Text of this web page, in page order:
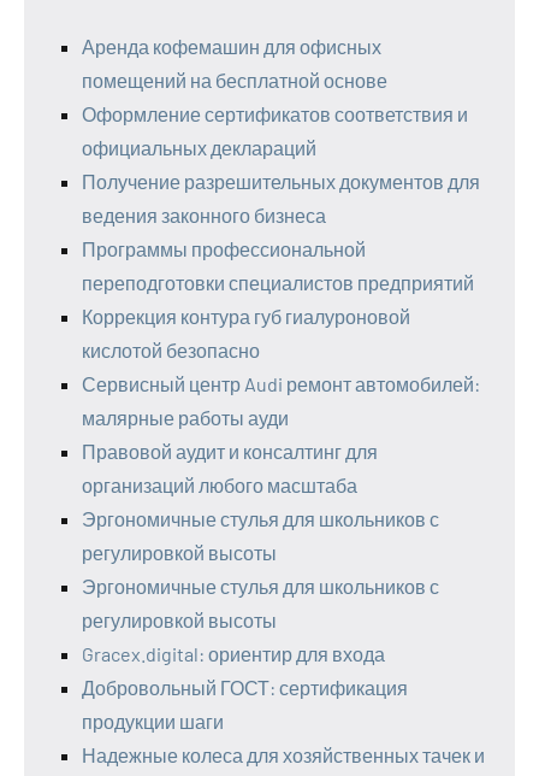
Аренда кофемашин для офисных
помещений на бесплатной основе
Оформление сертификатов соответствия и
официальных деклараций
Получение разрешительных документов для
ведения законного бизнеса
Программы профессиональной
переподготовки специалистов предприятий
Коррекция контура губ гиалуроновой
кислотой безопасно
Сервисный центр Audi ремонт автомобилей:
малярные работы ауди
Правовой аудит и консалтинг для
организаций любого масштаба
Эргономичные стулья для школьников с
регулировкой высоты
Эргономичные стулья для школьников с
регулировкой высоты
Gracex.digital: ориентир для входа
Добровольный ГОСТ: сертификация
продукции шаги
Надежные колеса для хозяйственных тачек и